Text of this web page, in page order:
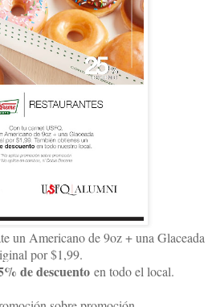
un Americano de 9oz + una Glaceada
por $1,99.
de descuento en todo el local.